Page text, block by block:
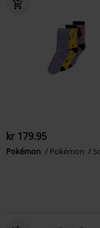
kr 179.95
Pokémon Pokémon